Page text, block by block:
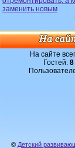
заменить новым
На сайте
Гостей: 8
© Детский